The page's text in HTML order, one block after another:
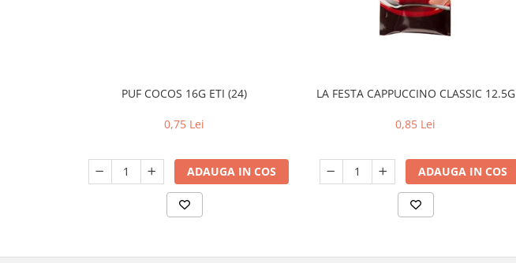
PUF COCOS 16G ETI (24)
0,75 Lei
ADAUGA IN COS
LA FESTA CAPPUCCINO CLASSIC 12.5G
0,85 Lei
ADAUGA IN COS